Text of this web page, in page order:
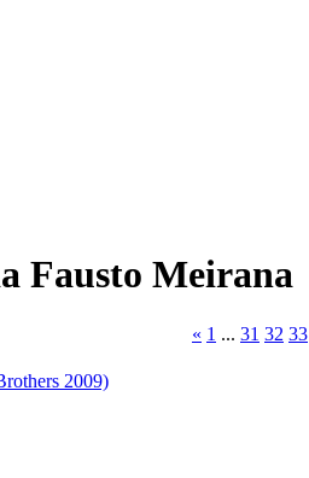
Fausto Meirana
« 1 ... 31 32 33
2009)